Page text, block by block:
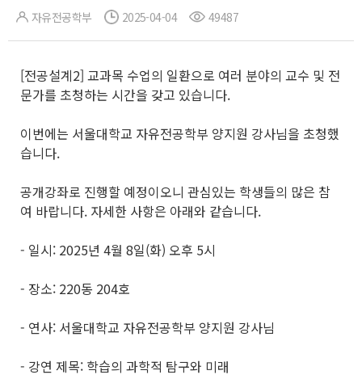
자유전공학부 2025-04-04 49487
[전공설계2] 교과목 수업의 일환으로 여러 분야의 교수 및 전
문가를 초청하는 시간을 갖고 있습니다.
이번에는 서울대학교 자유전공학부 양지원 강사님을 초청했
습니다.
공개강좌로 진행할 예정이오니 관심있는 학생들의 많은 참
여 바랍니다. 자세한 사항은 아래와 같습니다.
- 일시: 2025년 4월 8일(화) 오후 5시
- 장소: 220동 204호
- 연사: 서울대학교 자유전공학부 양지원 강사님
- 강연 제목: 학습의 과학적 탐구와 미래